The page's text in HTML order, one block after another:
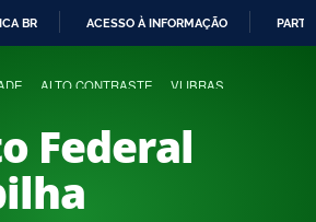
BR ACESSO À INFORMAÇÃO
ALTO CONTRASTE VLIBRAS
Federal